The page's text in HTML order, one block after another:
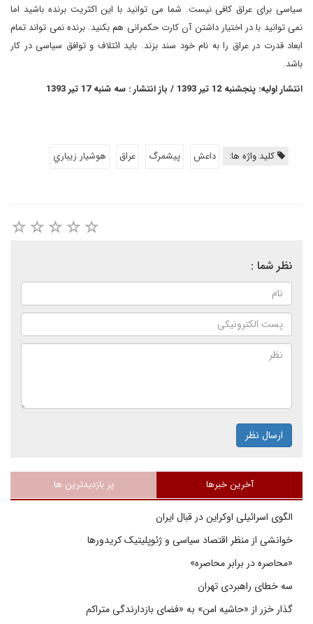
سیاسی برای عراق کافی نیست. شما می توانید با این اکثریت برنده باشید اما
نمی توانید با در اختیار داشتن آن کارت حکمرانی هم بکنید. برنده نمی تواند تمام
ابعاد قدرت در عراق را به نام خود سند بزند. باید ائتلاف و توافق سیاسی در کار
باشد.
انتشار اولیه: پنجشنبه 12 تیر 1393 / باز انتشار : سه شنبه 17 تیر 1393
کلید واژه ها: داعش پیشمرگ عراق هوشيار زيباري
نظر شما :
ارسال نظر
آخرین خبرها پر بازدیدترین ها
الگوی اسرائیلی اوکراین در قبال ایران
خوانشی از منظر اقتصاد سیاسی و ژئوپلیتیک کریدورها
«محاصره در برابر محاصره»
سه خطای راهبردی تهران
گذار خزر از «حاشیه امن» به «فضای بازدارندگی متراکم